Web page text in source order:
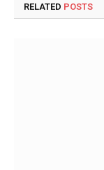
RELATED POSTS